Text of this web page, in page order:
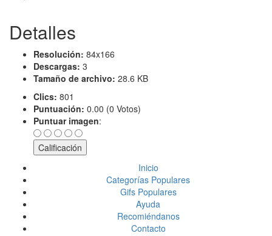
Detalles
Resolución: 84x166
Descargas: 3
Tamaño de archivo: 28.6 KB
Clics: 801
Puntuación: 0.00 (0 Votos)
Puntuar imagen:
Inicio
Categorías Populares
Gifs Populares
Ayuda
Recomiéndanos
Contacto